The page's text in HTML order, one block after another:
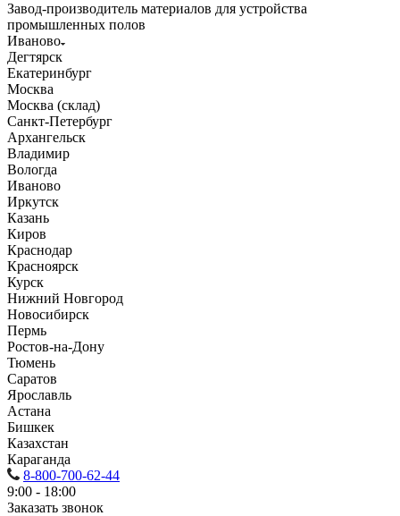
Завод-производитель материалов для устройства
промышленных полов
Иваново
Дегтярск
Екатеринбург
Москва
Москва (склад)
Санкт-Петербург
Архангельск
Владимир
Вологда
Иваново
Иркутск
Казань
Киров
Краснодар
Красноярск
Курск
Нижний Новгород
Новосибирск
Пермь
Ростов-на-Дону
Тюмень
Саратов
Ярославль
Астана
Бишкек
Казахстан
Караганда
8-800-700-62-44
9:00 - 18:00
Заказать звонок